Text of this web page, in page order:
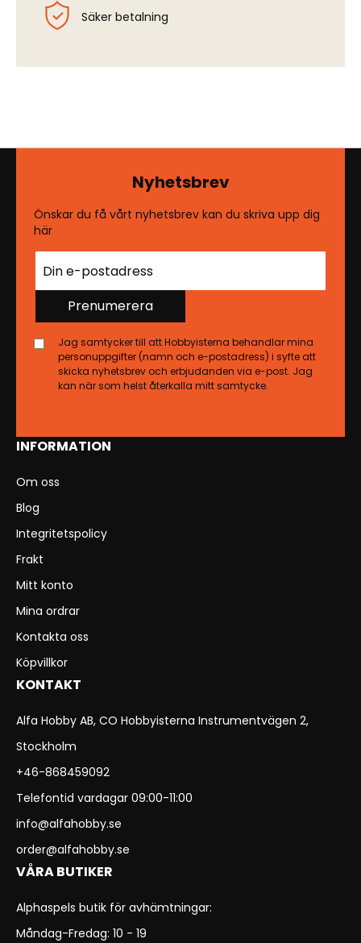
Säker betalning
INFORMATION
Om oss
Blog
Integritetspolicy
Frakt
Mitt konto
Mina ordrar
Kontakta oss
Köpvillkor
KONTAKT
Alfa Hobby AB, CO Hobbyisterna Instrumentvägen 2,
Stockholm
+46-868459092
Telefontid vardagar 09:00-11:00
info@alfahobby.se
order@alfahobby.se
VÅRA BUTIKER
Alphaspels butik för avhämtningar:
Måndag-Fredag: 10 - 19
Nyhetsbrev
Önskar du få vårt nyhetsbrev kan du skriva upp dig
här
Prenumerera
Jag samtycker till att Hobbyisterna behandlar mina
personuppgifter (namn och e-postadress) i syfte att
skicka nyhetsbrev och erbjudanden via e-post. Jag
kan när som helst återkalla mitt samtycke.